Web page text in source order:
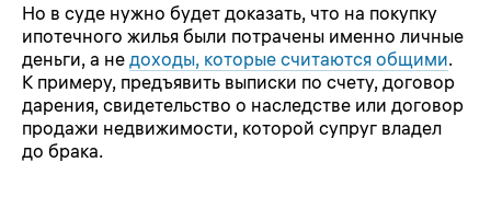
Но в суде нужно будет доказать, что на покупку
ипотечного жилья были потрачены именно личные
деньги, а не доходы, которые считаются общими.
К примеру, предъявить выписки по счету, договор
дарения, свидетельство о наследстве или договор
продажи недвижимости, которой супруг владел
до брака.